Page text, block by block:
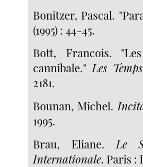
Bonitzer, Pascal.
(1995) : 44-45.
Bott, Francois.
cannibale."Les
2181.
Bounan, Michel.
1995.
Brau, Eliane. Le
Internationale. Paris :